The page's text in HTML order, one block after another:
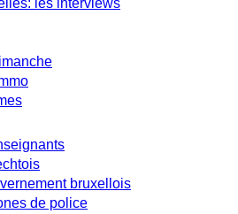
bruxellois
de police